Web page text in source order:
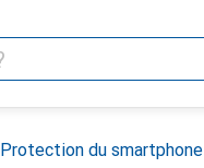
Protection du smartphone